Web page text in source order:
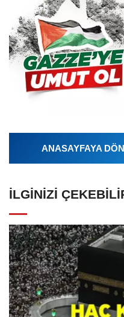
ANASAYFAYA
İLGINIZI